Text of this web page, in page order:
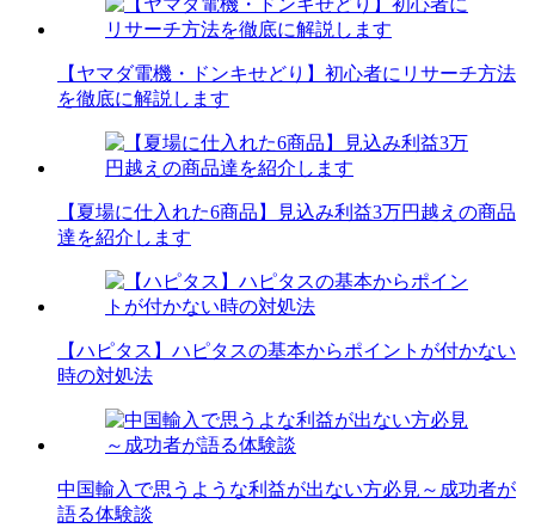
【ヤマダ電機・ドンキせどり】初心者にリサーチ方法
を徹底に解説します
【夏場に仕入れた6商品】見込み利益3万円越えの商品
達を紹介します
【ハピタス】ハピタスの基本からポイントが付かない
時の対処法
中国輸入で思うような利益が出ない方必見～成功者が
語る体験談